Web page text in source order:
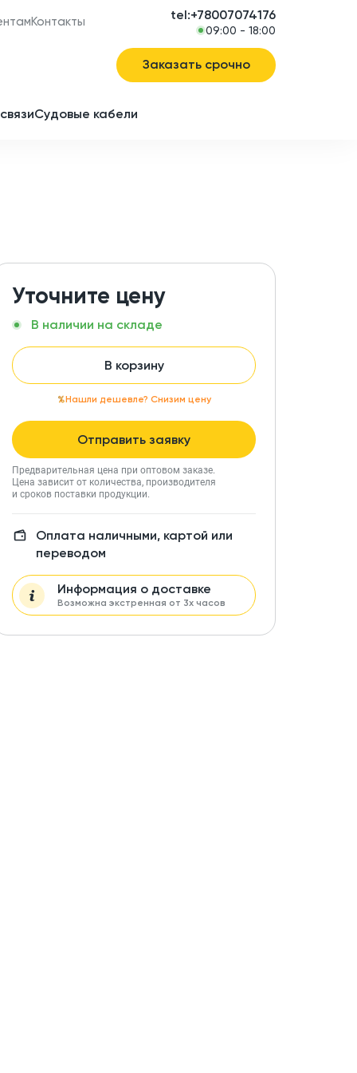
Контакты tel:+78007074176
09:00 - 18:00
Заказать срочно
Судовые кабели
Уточните цену
В наличии на складе
В корзину
Нашли дешевле? Снизим цену
Отправить заявку
Предварительная цена при оптовом заказе.
Цена зависит от количества, производителя
и сроков поставки продукции.
Оплата наличными, картой или
переводом
Информация о доставке
Возможна экстренная от 3х часов